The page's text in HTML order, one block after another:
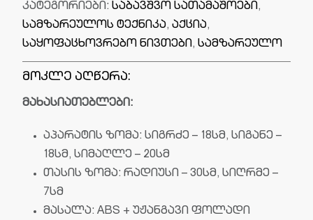
კატეგორიები: საბავშვო სათამაშოები,
სამზარეულოს ტექნიკა,აქცია,
საყოფაცხოვრებო ნივთები,სამზარეულო
მოკლე აღწერა:
მახასიათებლები:
აპარატის ზომა: სიგრძე – 18სმ, სიგანე –
18სმ, სიმაღლე – 20სმ
თასის ზომა: რადიუსი – 30სმ, სიღრმე –
7სმ
მასალა: ABS + უჟანგავი ფოლადი